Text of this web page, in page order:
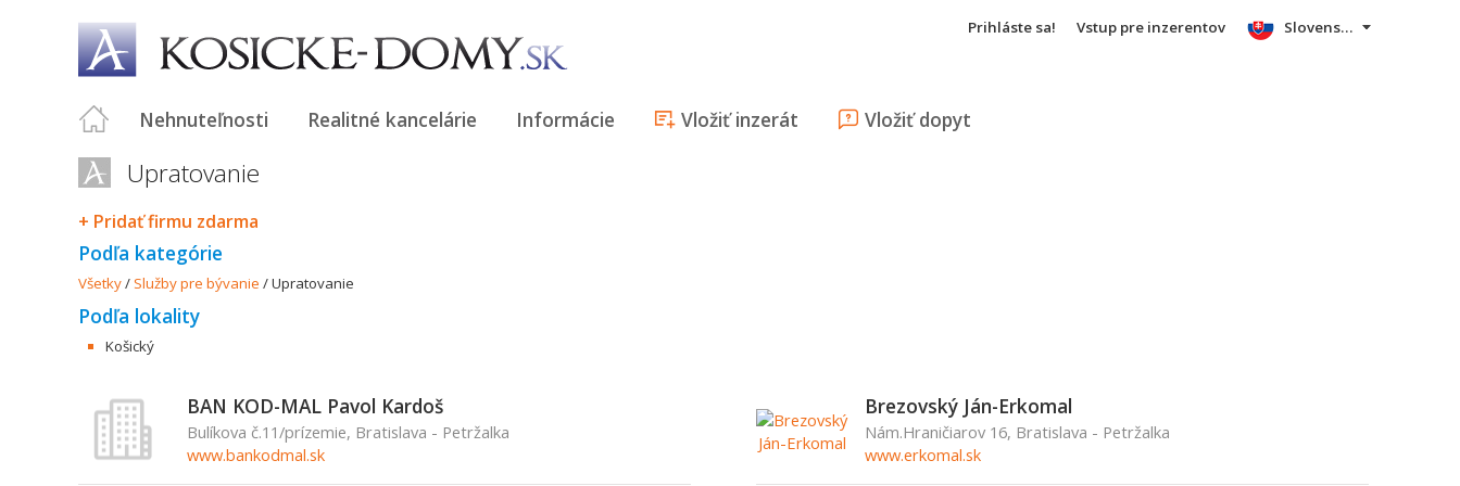
Prihláste sa! Vstup pre inzerentov
Nehnuteľnosti Realitné kancelárie Informácie Vložiť inzerát Vložiť dopyt
Slovensky
Upratovanie
+ Pridať firmu zdarma
Podľa kategórie
Všetky/Služby pre bývanie /Upratovanie
Podľa lokality
Košický
BAN KOD-MAL Pavol Kardoš
Bulíkova č.11/prízemie, Bratislava - Petržalka
www.bankodmal.sk
Brezovský Ján-Erkomal
Nám.Hraničiarov 16, Bratislava - Petržalka
www.erkomal.sk